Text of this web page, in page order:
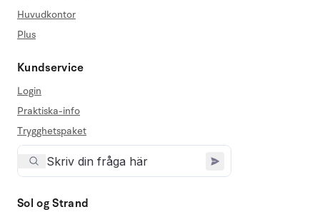
Huvudkontor
Plus
Kundservice
Login
Praktiska-info
Trygghetspaket
Sol og Strand